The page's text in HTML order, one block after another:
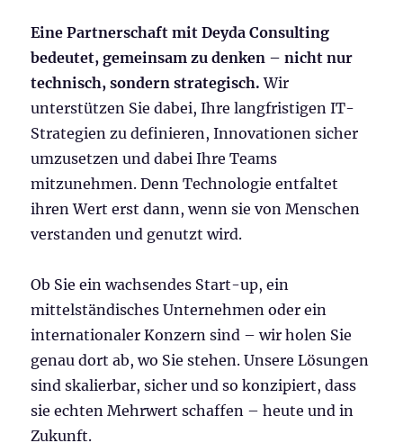
Eine Partnerschaft mit Deyda Consulting
bedeutet, gemeinsam zu denken – nicht nur
technisch, sondern strategisch. Wir
unterstützen Sie dabei, Ihre langfristigen IT-
Strategien zu definieren, Innovationen sicher
umzusetzen und dabei Ihre Teams
mitzunehmen. Denn Technologie entfaltet
ihren Wert erst dann, wenn sie von Menschen
verstanden und genutzt wird.
Ob Sie ein wachsendes Start-up, ein
mittelständisches Unternehmen oder ein
internationaler Konzern sind – wir holen Sie
genau dort ab, wo Sie stehen. Unsere Lösungen
sind skalierbar, sicher und so konzipiert, dass
sie echten Mehrwert schaffen – heute und in
Zukunft.